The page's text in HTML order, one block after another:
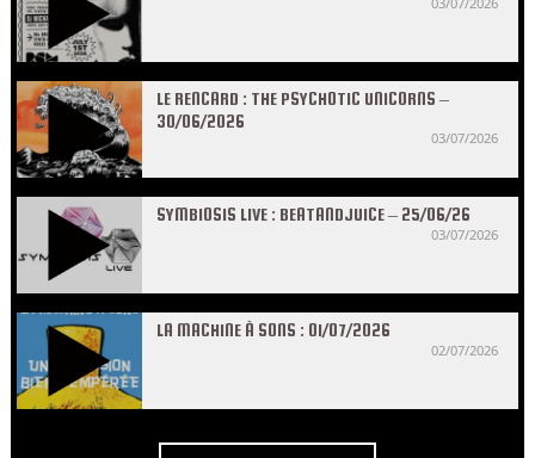
LE RENCARD : THE PSYCHOTIC UNICORNS –
30/06/2026
03/07/2026
SYMBIOSIS LIVE : BEATANDJUICE – 25/06/26
03/07/2026
LA MACHINE À SONS : 01/07/2026
02/07/2026